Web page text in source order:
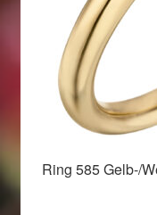
Ring 585 Gelb-/